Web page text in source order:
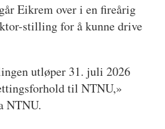
Eikrem over i en fireårig
stilling for å kunne drive
utløper 31. juli 2026
til NTNU,»
NTNU.